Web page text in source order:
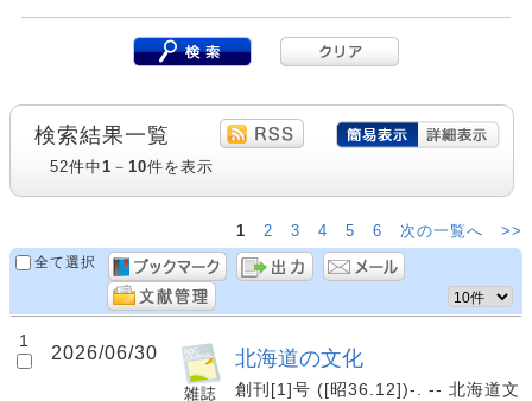
検索結果一覧
52件中1 － 10件を表示
1 2 3 4 5 6 次の一覧へ
>>
全て選択
1
2026/06/30 北海道の文化
創刊[1]号 ([昭36.12])-. -- 北海道文